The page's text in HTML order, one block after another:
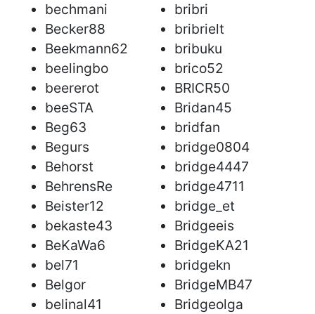
bechmani
Becker88
Beekmann62
beelingbo
beererot
beeSTA
Beg63
Begurs
Behorst
BehrensRe
Beister12
bekaste43
BeKaWa6
bel71
Belgor
belinal41
bribri
bribrielt
bribuku
brico52
BRICR50
Bridan45
bridfan
bridge0804
bridge4447
bridge4711
bridge_et
Bridgeeis
BridgeKA21
bridgekn
BridgeMB47
Bridgeolga